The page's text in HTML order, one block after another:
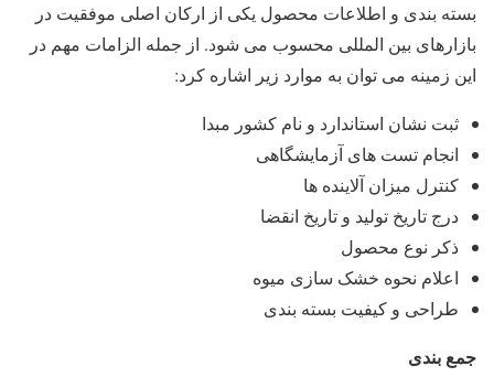
بسته ‌بندی و اطلاعات محصول یکی از ارکان اصلی موفقیت در
بازارهای بین‌ المللی محسوب می ‌شود. از جمله الزامات مهم در
این زمینه می ‌توان به موارد زیر اشاره کرد:
ثبت نشان استاندارد و نام کشور مبدا
انجام تست‌ های آزمایشگاهی
کنترل میزان آلاینده‌ ها
درج تاریخ تولید و تاریخ انقضا
ذکر نوع محصول
اعلام نحوه خشک ‌سازی میوه
طراحی و کیفیت بسته ‌بندی
جمع بندی